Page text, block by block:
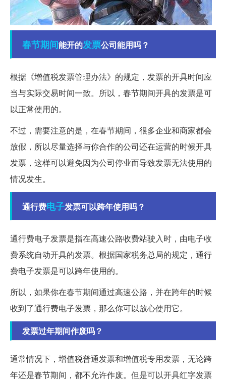
春节期间能开的发票公司能用吗？
根据《增值税发票管理办法》的规定，发票的开具时间应
当与实际交易时间一致。所以，春节期间开具的发票是可
以正常使用的。
不过，需要注意的是，在春节期间，很多企业和商家都会
放假，所以尽量选择与你合作的公司还在运营的时候开具
发票，这样可以避免因为公司停业而导致发票无法使用的
情况发生。
通行费电子发票可以跨年使用吗？
通行费电子发票是指在高速公路收费站驶入时，由电子收
费系统自动开具的发票。根据国家税务总局的规定，通行
费电子发票是可以跨年使用的。
所以，如果你在春节期间通过高速公路，并在跨年的时候
收到了通行费电子发票，那么你可以放心使用它。
发票过年期间作废吗？
通常情况下，增值税普通发票和增值税专用发票，无论跨
年还是春节期间，都不允许作废。但是可以开具红字发票